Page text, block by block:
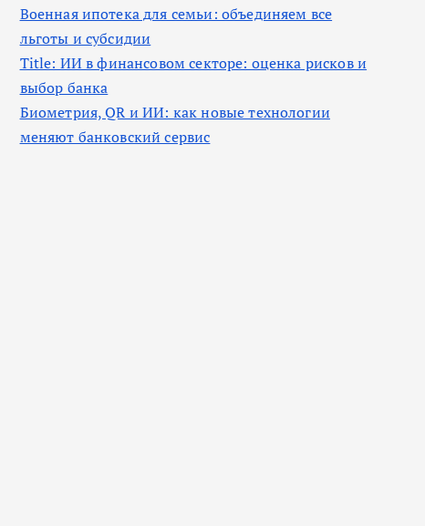
Военная ипотека для семьи: объединяем все
льготы и субсидии
Title: ИИ в финансовом секторе: оценка рисков и
выбор банка
Биометрия, QR и ИИ: как новые технологии
меняют банковский сервис